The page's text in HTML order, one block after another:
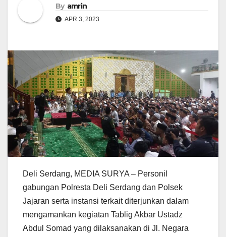
By amrin
APR 3, 2023
Deli Serdang, MEDIA SURYA – Personil
gabungan Polresta Deli Serdang dan Polsek
Jajaran serta instansi terkait diterjunkan dalam
mengamankan kegiatan Tablig Akbar Ustadz
Abdul Somad yang dilaksanakan di Jl. Negara